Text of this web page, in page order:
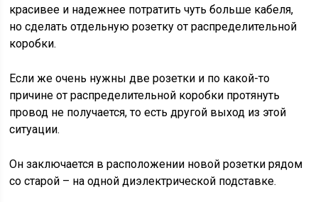
красивее и надежнее потратить чуть больше кабеля,
но сделать отдельную розетку от распределительной
коробки.
Если же очень нужны две розетки и по какой-то
причине от распределительной коробки протянуть
провод не получается, то есть другой выход из этой
ситуации.
Он заключается в расположении новой розетки рядом
со старой – на одной диэлектрической подставке.